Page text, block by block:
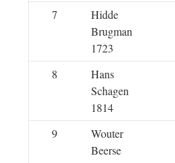
7
Hidde
Brugman
1723
8
Hans
Schagen
1814
9
Wouter
Beerse